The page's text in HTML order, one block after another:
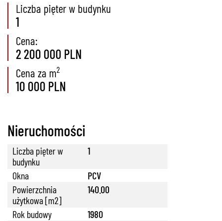
Liczba pięter w budynku
1
Cena:
2 200 000 PLN
Cena za m2
10 000 PLN
Nieruchomości
Liczba pięter w
budynku
1
Okna
PCV
Powierzchnia
użytkowa [m2]
140.00
Rok budowy
1980